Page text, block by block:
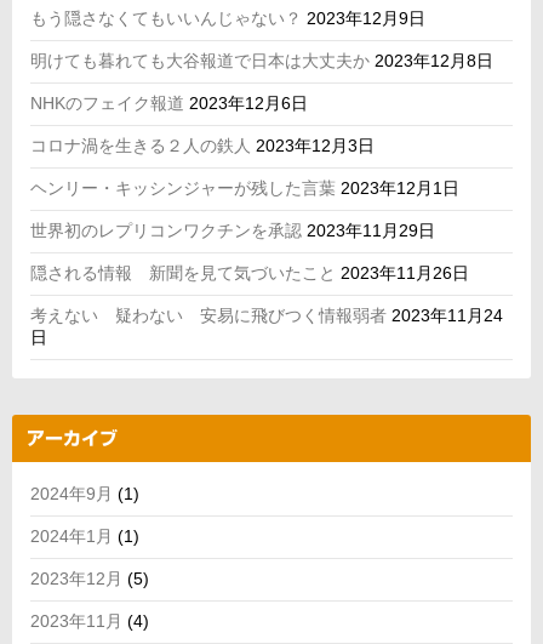
もう隠さなくてもいいんじゃない？ 2023年12月9日
明けても暮れても大谷報道で日本は大丈夫か 2023年12月8日
NHKのフェイク報道 2023年12月6日
コロナ渦を生きる２人の鉄人 2023年12月3日
ヘンリー・キッシンジャーが残した言葉 2023年12月1日
世界初のレプリコンワクチンを承認 2023年11月29日
隠される情報 新聞を見て気づいたこと 2023年11月26日
考えない 疑わない 安易に飛びつく情報弱者 2023年11月24
日
アーカイブ
2024年9月 (1)
2024年1月 (1)
2023年12月 (5)
2023年11月 (4)